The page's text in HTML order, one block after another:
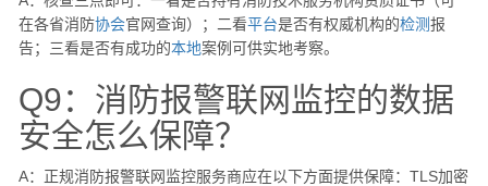
在各省消防协会官网查询）；二看平台是否有权威机构的检测报
告；三看是否有成功的本地案例可供实地考察。
Q9：消防报警联网监控的数据
安全怎么保障？
A：正规消防报警联网监控服务商应在以下方面提供保障：TLS加密